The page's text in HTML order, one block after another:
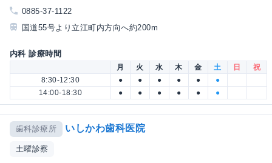
0885-37-1122
国道55号より立江町内方向へ約200m
内科 診療時間
月 火 水 木 金 土 日
祝
8:30-12:30
● ● ● ● ●
●
14:00-18:30
● ● ● ● ● ●
歯科診療所 いしかわ歯科医院
土曜診察